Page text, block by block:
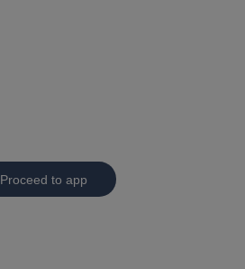
Proceed to app